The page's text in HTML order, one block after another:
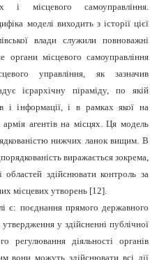
і місцевого самоуправління.
моделі виходить з історії цієї
влади служили повноважні
місцевого самоуправління
управління, як зазначив
ієрархічну піраміду, по якій
і інформації, і в рамках якої на
агентів на місцях. Ця модель
нижчих ланок вищим. В
виражається зокрема,
здійснювати контроль за
місцевих утворень [12].
є: поєднання прямого державного
у здійсненні публічної
регулювання діяльності органів
вони можуть здійснювати всі дії